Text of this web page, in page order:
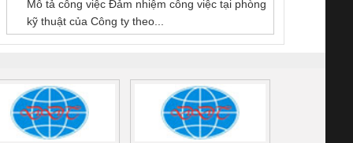
(2502520000)
(7791400879)2. Giá
Mô tả công việc Đảm nhiệm công việc tại phòng
kỹ thuật của Công ty theo...